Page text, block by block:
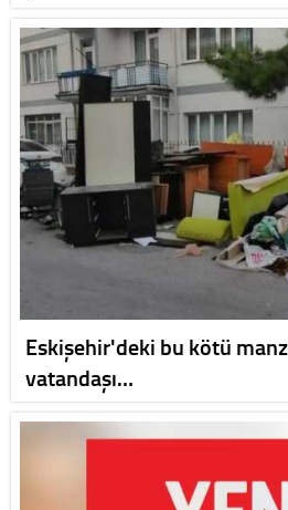
Eskişehir'deki bu kötü
vatandaşı…